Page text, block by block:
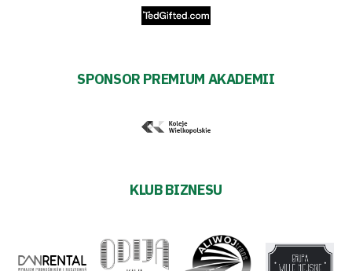
SPONSOR PREMIUM AKADEMII
KLUB BIZNESU